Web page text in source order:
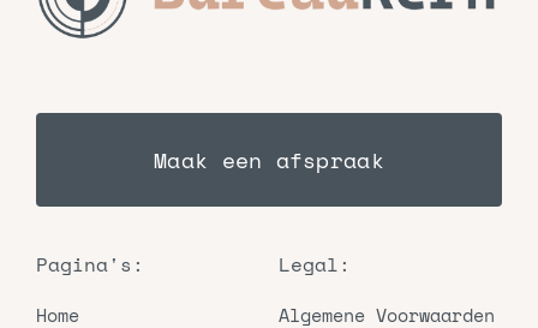
Maak een afspraak
Pagina's:
Home
Legal:
Algemene Voorwaarden